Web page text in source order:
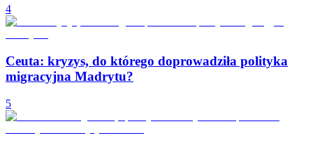
4
Ceuta: kryzys, do którego doprowadziła polityka
migracyjna Madrytu?
5